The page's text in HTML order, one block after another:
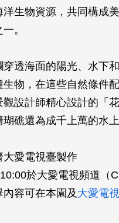
生物資源，共同構成
。
透海面的陽光、水下
物，在這些自然條件
設計師精心設計的「
礁還為成千上萬的水
愛電視臺製作
於大愛電視頻道（
容可在本園及 大愛電